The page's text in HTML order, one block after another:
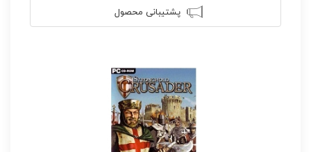
پشتیبانی محصول